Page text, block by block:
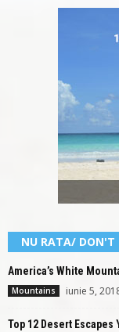
NU RATA/ DON'T
America’s White
Mountains iunie 5,
Top 12 Desert Escapes